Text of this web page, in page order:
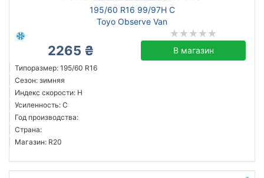
195/60 R16 99/97H C
Toyo Observe Van
2265 ₴ В магазин
Типоразмер: 195/60 R16
Сезон: зимняя
Индекс скорости: H
Усиленность: C
Год производства:
Страна:
Магазин: R20